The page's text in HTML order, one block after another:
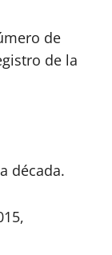
de
de la
década.